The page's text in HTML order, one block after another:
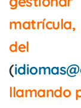
del
(
llamando